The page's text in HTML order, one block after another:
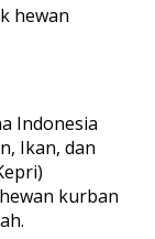
hewan
Indonesia
Ikan, dan
kurban